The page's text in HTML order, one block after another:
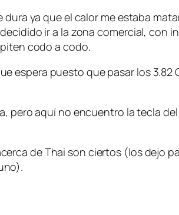
ya que el calor me estaba
ir a la zona comercial,
codo a codo.
espera puesto que pasar los 3.82
pero aquí no encuentro la tecla
de Thai son ciertos (los dejo